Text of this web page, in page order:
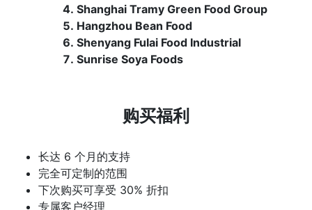
Shanghai Tramy Green Food Group
Hangzhou Bean Food
Shenyang Fulai Food Industrial
Sunrise Soya Foods
购买福利
长达 6 个月的支持
完全可定制的范围
下次购买可享受 30% 折扣
专属客户经理